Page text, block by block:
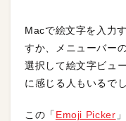
Macで絵文字を入力
すか、メニューバー
選択して絵文字ビュ
に感じる人もいるでし
この「 Emoji Picker